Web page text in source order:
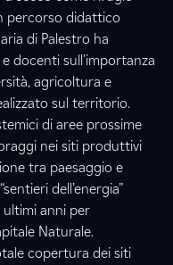
percorso didattico
di Palestro ha
docenti sull’importanza
agricoltura e
sul territorio.
di aree prossime
nei siti produttivi
tra paesaggio e
dell’energia”
anni per
Naturale.
copertura dei siti